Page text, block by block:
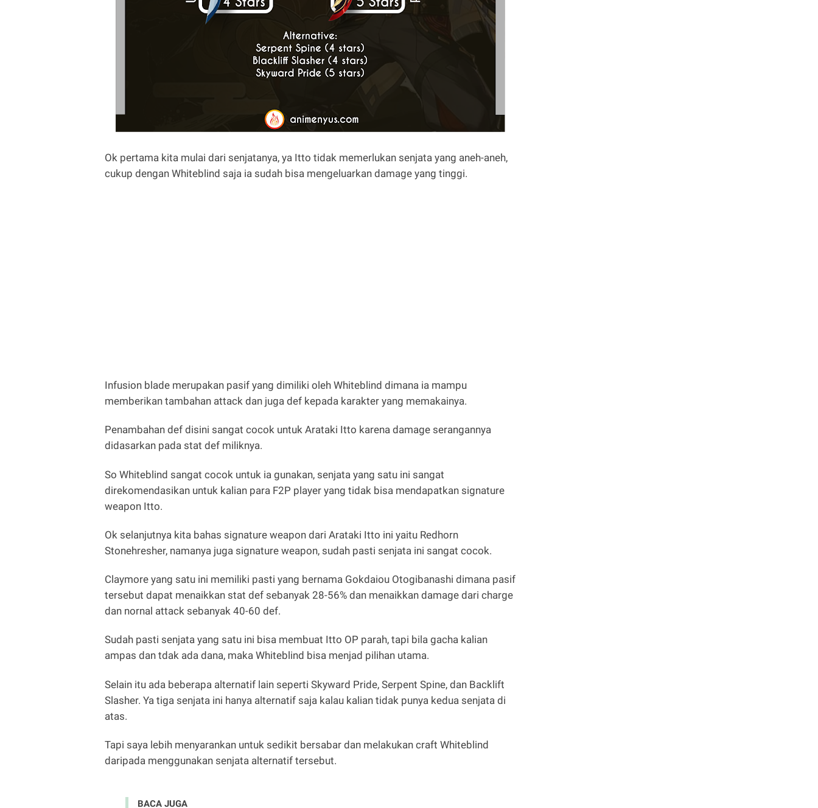
Ok pertama kita mulai dari senjatanya, ya Itto tidak memerlukan senjata yang aneh-aneh,
cukup dengan Whiteblind saja ia sudah bisa mengeluarkan damage yang tinggi.
Infusion blade merupakan pasif yang dimiliki oleh Whiteblind dimana ia mampu
memberikan tambahan attack dan juga def kepada karakter yang memakainya.
Penambahan def disini sangat cocok untuk Arataki Itto karena damage serangannya
didasarkan pada stat def miliknya.
So Whiteblind sangat cocok untuk ia gunakan, senjata yang satu ini sangat
direkomendasikan untuk kalian para F2P player yang tidak bisa mendapatkan signature
weapon Itto.
Ok selanjutnya kita bahas signature weapon dari Arataki Itto ini yaitu Redhorn
Stonehresher, namanya juga signature weapon, sudah pasti senjata ini sangat cocok.
Claymore yang satu ini memiliki pasti yang bernama Gokdaiou Otogibanashi dimana pasif
tersebut dapat menaikkan stat def sebanyak 28-56% dan menaikkan damage dari charge
dan nornal attack sebanyak 40-60 def.
Sudah pasti senjata yang satu ini bisa membuat Itto OP parah, tapi bila gacha kalian
ampas dan tdak ada dana, maka Whiteblind bisa menjad pilihan utama.
Selain itu ada beberapa alternatif lain seperti Skyward Pride, Serpent Spine, dan Backlift
Slasher. Ya tiga senjata ini hanya alternatif saja kalau kalian tidak punya kedua senjata di
atas.
Tapi saya lebih menyarankan untuk sedikit bersabar dan melakukan craft Whiteblind
daripada menggunakan senjata alternatif tersebut.
BACA JUGA